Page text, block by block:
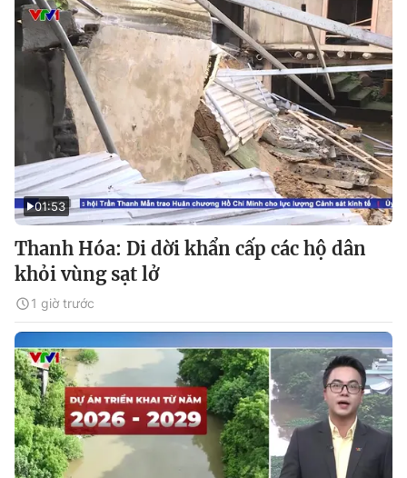
01:53
Thanh Hóa: Di dời khẩn cấp các hộ dân
khỏi vùng sạt lở
1 giờ trước